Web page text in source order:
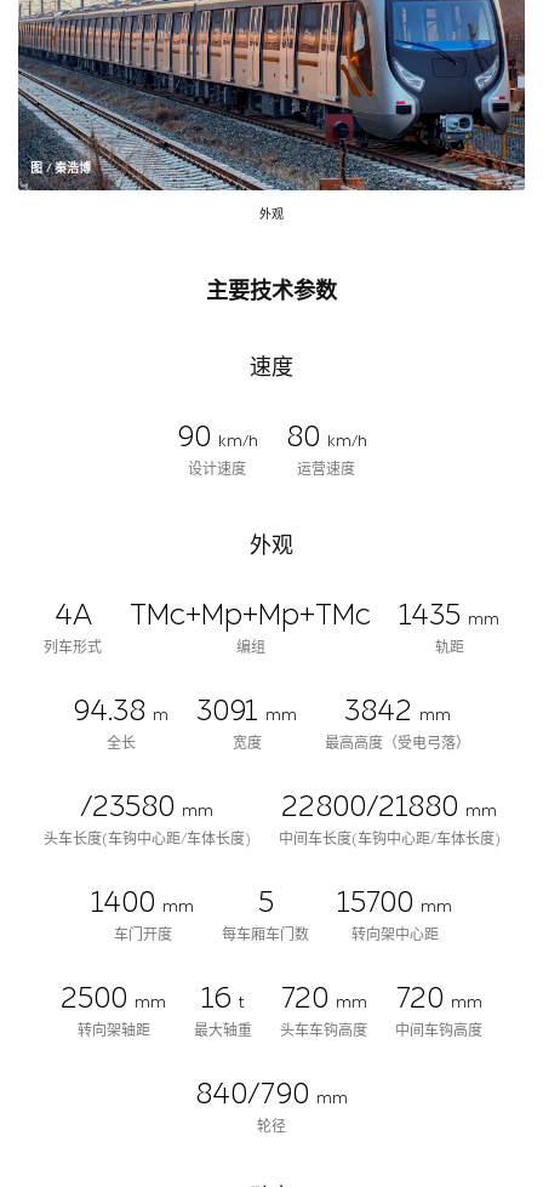
图 / 秦浩博
外观
主要技术参数
速度
90
km/h
设计速度
80
km/h
运营速度
外观
4A
列车形式
TMc+Mp+Mp+TMc
编组
1435 mm
轨距
94.38 m
全长
3091 mm
宽度
3842
mm
最高高度（受电弓落）
/23580 mm
头车长度(车钩中心距/车体长度)
22800/21880 mm
中间车长度(车钩中心距/车体长度)
1400 mm
车门开度
5
每车厢车门数
15700 mm
转向架中心距
2500 mm
转向架轴距
16 t
最大轴重
720 mm
头车车钩高度
720 mm
中间车钩高度
840/790 mm
轮径